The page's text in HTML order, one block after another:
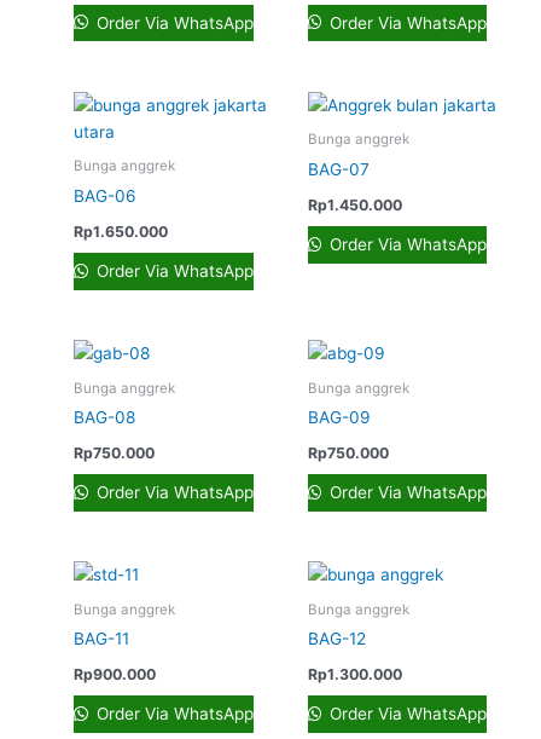
Order Via WhatsApp Order Via WhatsApp
Bunga anggrek
BAG-06
Rp1.650.000
Order Via WhatsApp
Bunga anggrek
BAG-07
Rp1.450.000
Order Via WhatsApp
Bunga anggrek
BAG-08
Rp750.000
Order Via WhatsApp
Bunga anggrek
BAG-09
Rp750.000
Order Via WhatsApp
Bunga anggrek
BAG-11
Rp900.000
Order Via WhatsApp
Bunga anggrek
BAG-12
Rp1.300.000
Order Via WhatsApp